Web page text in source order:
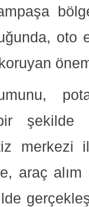
oto
koruyan
şekilde
merkezi
araç